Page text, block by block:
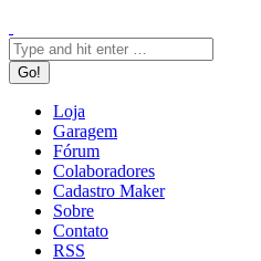
Loja
Garagem
Fórum
Colaboradores
Cadastro Maker
Sobre
Contato
RSS